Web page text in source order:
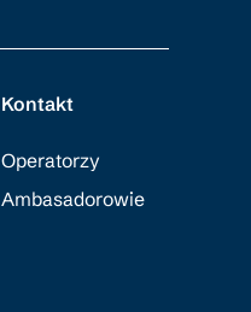
Kontakt
Operatorzy
Ambasadorowie